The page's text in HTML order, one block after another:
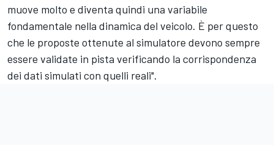
muove molto e diventa quindi una variabile
fondamentale nella dinamica del veicolo. È per questo
che le proposte ottenute al simulatore devono sempre
essere validate in pista verificando la corrispondenza
dei dati simulati con quelli reali".